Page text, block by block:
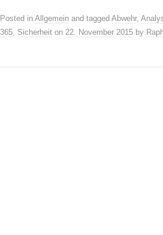
Posted in Allgemein and tagged Abwehr,
365, Sicherheit on 22. November 2015 by